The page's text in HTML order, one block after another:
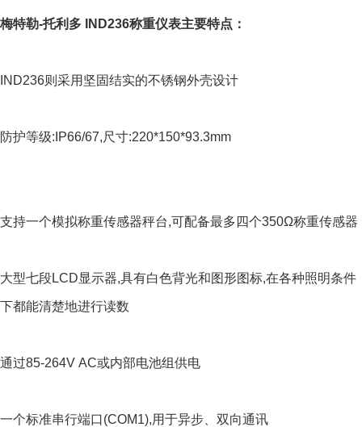
梅特勒-托利多 IND236称重仪表主要特点：
IND236则采用坚固结实的不锈钢外壳设计
防护等级:IP66/67,尺寸:220*150*93.3mm
支持一个模拟称重传感器秤台,可配备最多四个350Ω称重传感器
大型七段LCD显示器,具有白色背光和图形图标,在各种照明条件
下都能清楚地进行读数
通过85-264V AC或内部电池组供电
一个标准串行端口(COM1),用于异步、双向通讯